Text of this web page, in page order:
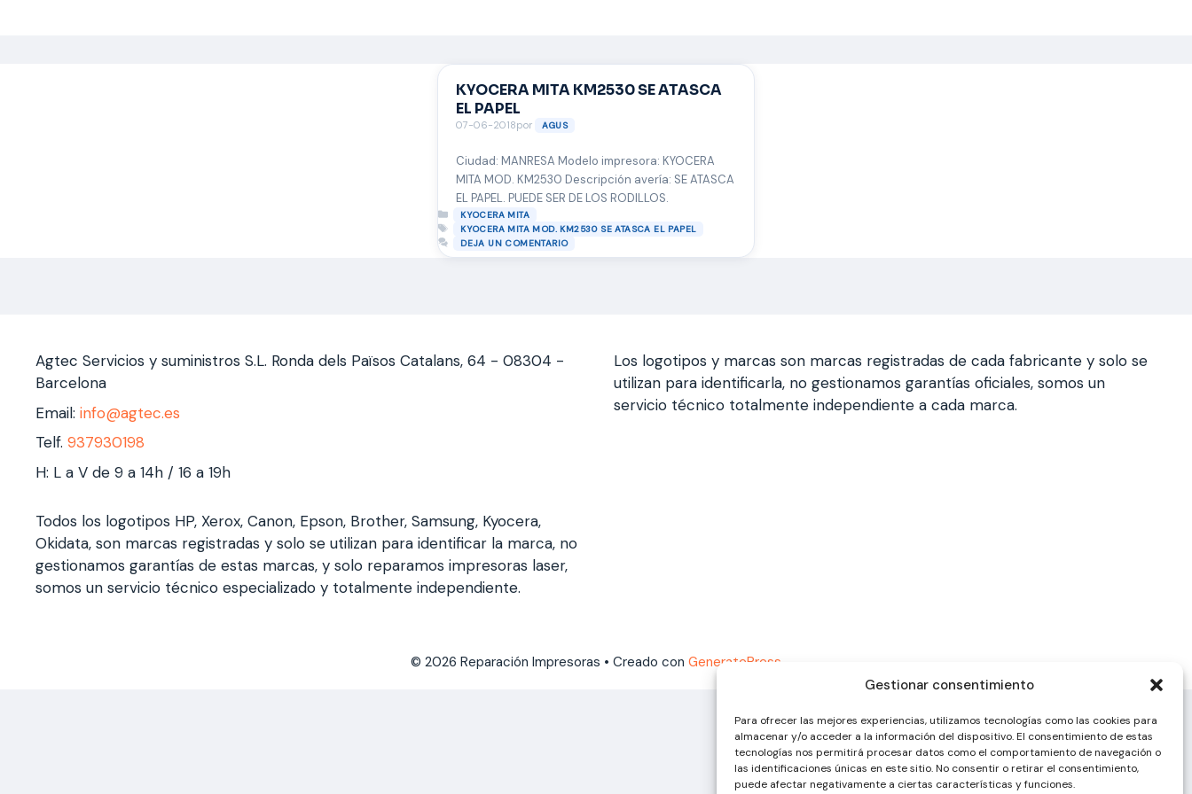
Gestionar consentimiento
Para ofrecer las mejores experiencias, utilizamos tecnologías como las cookies para
almacenar y/o acceder a la información del dispositivo. El consentimiento de estas
tecnologías nos permitirá procesar datos como el comportamiento de navegación o
las identificaciones únicas en este sitio. No consentir o retirar el consentimiento,
puede afectar negativamente a ciertas características y funciones.
KYOCERA MITA KM2530 SE ATASCA
EL PAPEL
07-06-2018por AGUS
Ciudad: MANRESA Modelo impresora: KYOCERA
MITA MOD. KM2530 Descripción avería: SE ATASCA
EL PAPEL. PUEDE SER DE LOS RODILLOS.
Categorías
KYOCERA MITA
Etiquetas
KYOCERA MITA MOD. KM2530 SE ATASCA EL PAPEL
DEJA UN COMENTARIO
Agtec Servicios y suministros S.L. Ronda dels Països Catalans, 64 - 08304 -
Barcelona
Email: info@agtec.es
Telf. 937930198
H: L a V de 9 a 14h / 16 a 19h
Todos los logotipos HP, Xerox, Canon, Epson, Brother, Samsung, Kyocera,
Okidata, son marcas registradas y solo se utilizan para identificar la marca, no
gestionamos garantías de estas marcas, y solo reparamos impresoras laser,
somos un servicio técnico especializado y totalmente independiente.
Los logotipos y marcas son marcas registradas de cada fabricante y solo se
utilizan para identificarla, no gestionamos garantías oficiales, somos un
servicio técnico totalmente independiente a cada marca.
© 2026 Reparación Impresoras • Creado con GeneratePress